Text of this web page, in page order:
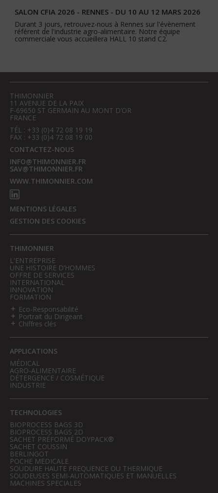
SALON CFIA 2026 - RENNES - DU 10 AU 12 MARS 2026
Durant 3 jours, retrouvez-nous à Rennes sur l'évènement
référent de l'industrie agro-alimentaire. Notre équipe
commerciale vous accueillera HALL 10 stand C2.
THIMONNIER
11 AVENUE DE LA PAIX
F-69650 ST GERMAIN AU MONT D’OR
FRANCE
TÉL : +33 (0)4 72 08 19 19
FAX : +33 (0)4 72 08 19 00
CONTACTEZ-NOUS
INFO@THIMONNIER.FR
SAV@THIMONNIER.FR
WWW.THIMONNIER.COM
MENTIONS LÉGALES
GESTION DES COOKIES
THIMONNIER
L'ENTREPRISE
UNE HISTOIRE D’HOMMES
OFFRE DE SERVICES
INTERNATIONAL
INNOVATION
FORMATION
Eco-Responsabilité
Portrait du Dirigeant
Chiffres clés
APPLICATIONS
MÉDICAL
AGRO-ALIMENTAIRE
DÉTERGENCE / COSMÉTIQUE
INDUSTRIE
TECHNOLOGIES
BIOPROCESS BAGS 3D
BIOPROCESS BAGS 2D
SACHET PRÉFORMÉ DOYPACK®
SACHET COUSSIN
BERLINGOT
POCHE MEDICALE
SOUDURE HAUTE FREQUENCE OU THERMIQUE
SOUDEUSES SEMI-AUTOMATIQUES ET MANUELLES
MACHINES SPECIALES